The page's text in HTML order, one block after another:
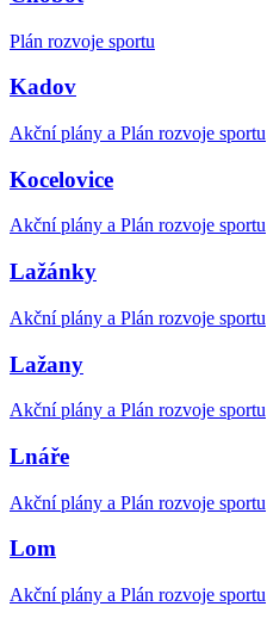
Plán rozvoje sportu
Kadov
Akční plány a Plán rozvoje sportu
Kocelovice
Akční plány a Plán rozvoje sportu
Lažánky
Akční plány a Plán rozvoje sportu
Lažany
Akční plány a Plán rozvoje sportu
Lnáře
Akční plány a Plán rozvoje sportu
Lom
Akční plány a Plán rozvoje sportu